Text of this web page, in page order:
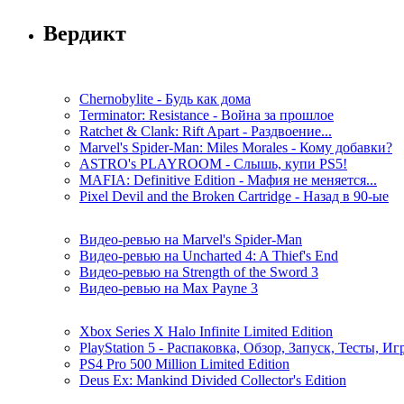
Вердикт
Chernobylite - Будь как дома
Terminator: Resistance - Война за прошлое
Ratchet & Clank: Rift Apart - Раздвоение...
Marvel's Spider-Man: Miles Morales - Кому добавки?
ASTRO's PLAYROOM - Слышь, купи PS5!
MAFIA: Definitive Edition - Мафия не меняется...
Pixel Devil and the Broken Cartridge - Назад в 90-ые
Видео-ревью на Marvel's Spider-Man
Видео-ревью на Uncharted 4: A Thief's End
Видео-ревью на Strength of the Sword 3
Видео-ревью на Max Payne 3
Xbox Series X Halo Infinite Limited Edition
PlayStation 5 - Распаковка, Обзор, Запуск, Тесты,
PS4 Pro 500 Million Limited Edition
Deus Ex: Mankind Divided Collector's Edition